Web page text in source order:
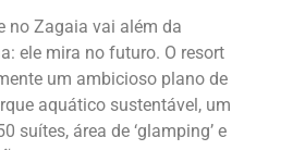
no Zagaia vai além da
ele mira no futuro. O resort
um ambicioso plano de
aquático sustentável, um
suítes, área de ‘glamping’ e